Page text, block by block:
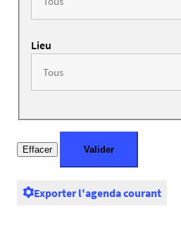
Lieu
Exporter l'agenda courant